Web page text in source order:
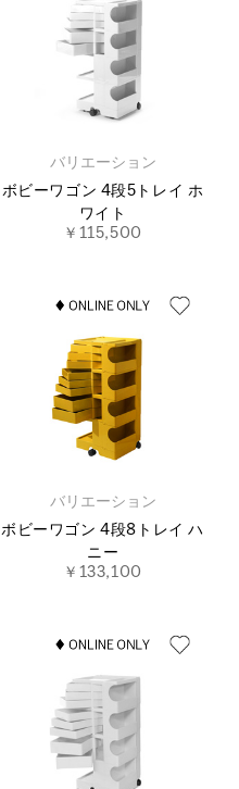
バリエーション
ボビーワゴン 4段5トレイ ホ
ワイト
￥115,500
バリエーション
ボビーワゴン 4段8トレイ ハ
ニー
￥133,100